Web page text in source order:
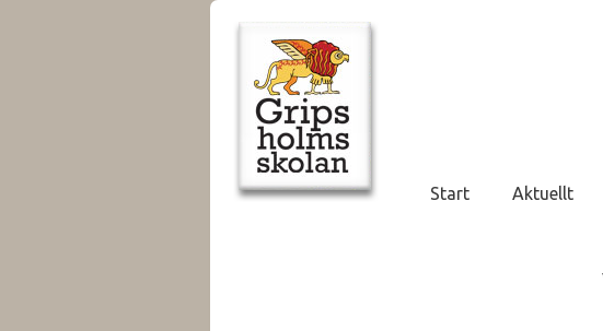
Start Aktuellt